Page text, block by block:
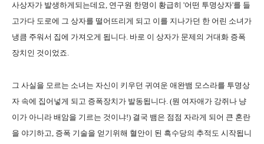
사상자가 발생하게되는데요, 연구원 한명이 황급히 '어떤 투명상자'를 들
고가다 도로에 그 상자를 떨어뜨리게 되고 이를 지나가던 한 어린 소녀가
냉큼 주워서 집에 가져오게 됩니다. 바로 이 상자가 문제의 거대화 증폭
장치인 것이었죠.
그 사실을 모르는 소녀는 자신이 키우던 귀여운 애완뱀 모스라를 투명상
자 속에 집어넣게 되고 증폭장치가 발동됩니다. (뭔 여자애가 강쥐나 냥
이가 아니라 배암을 기르는 것이냐!) 결국 뱀은 점점 자라게 되어 큰 혼란
을 야기하고, 증폭 기술을 얻기위해 혈안이 된 흑수당의 추적도 시작됩니